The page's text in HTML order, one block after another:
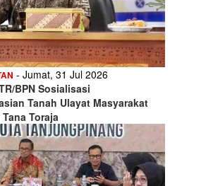
- Jumat, 31 Jul 2026
BPN Sosialisasi
Tanah Ulayat Masyarakat
Toraja